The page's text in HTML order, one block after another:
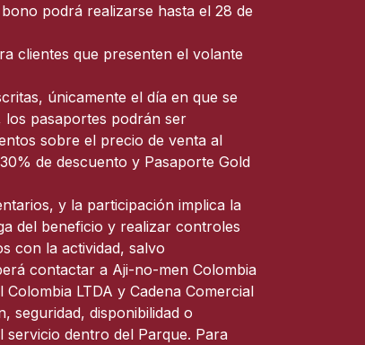
podrá realizarse hasta el 28 de
clientes que presenten el volante
únicamente el día en que se
los pasaportes podrán ser
sobre el precio de venta al
de descuento y Pasaporte Gold
y la participación implica la
del beneficio y realizar controles
con la actividad, salvo
contactar a Aji-no-men Colombia
LTDA y Cadena Comercial
seguridad, disponibilidad o
dentro del Parque. Para